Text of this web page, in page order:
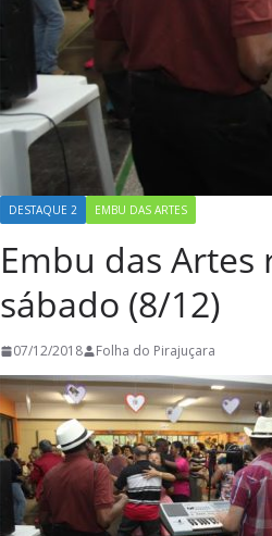
DESTAQUE 2 EMBU DAS ARTES
Embu das Artes
sábado (8/12)
07/12/2018 Folha do Pirajuçara